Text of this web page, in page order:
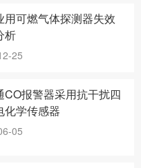
用可燃气体探测器失效
析
25
CO报警器采用抗干扰四
化学传感器
05